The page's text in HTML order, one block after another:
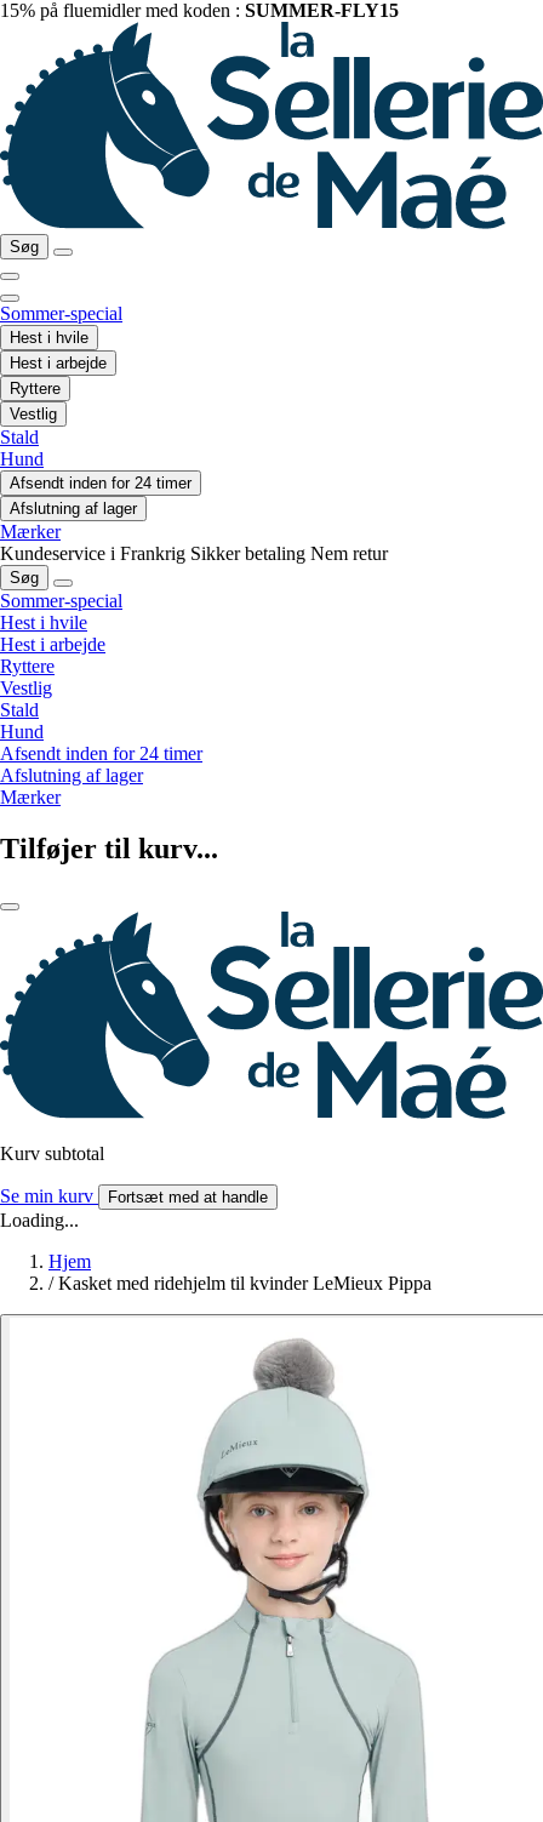
15% på fluemidler med koden : SUMMER-FLY15
Søg
Sommer-special
Hest i hvile
Hest i arbejde
Ryttere
Vestlig
Stald
Hund
Afsendt inden for 24 timer
Afslutning af lager
Mærker
Kundeservice i Frankrig Sikker betaling Nem retur
Søg
Sommer-special
Hest i hvile
Hest i arbejde
Ryttere
Vestlig
Stald
Hund
Afsendt inden for 24 timer
Afslutning af lager
Mærker
Tilføjer til kurv...
Kurv subtotal
Se min kurv Fortsæt med at handle
Loading...
Hjem
/ Kasket med ridehjelm til kvinder LeMieux Pippa